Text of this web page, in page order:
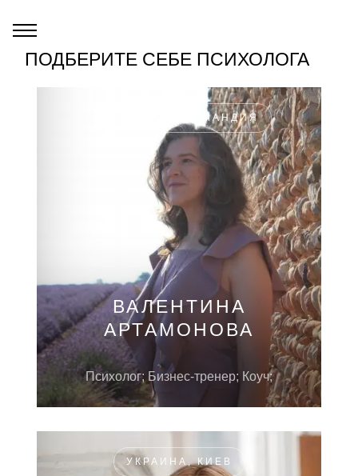
ПОДБЕРИТЕ СЕБЕ ПСИХОЛОГА
ФРАНЦИЯ, НОРМАНДИЯ
ВАЛЕНТИНА
АРТАМОНОВА
Психолог; Бизнес-тренер; Коуч;
УКРАИНА, КИЕВ